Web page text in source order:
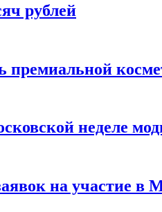
рублей
премиальной
неделе
на участие в